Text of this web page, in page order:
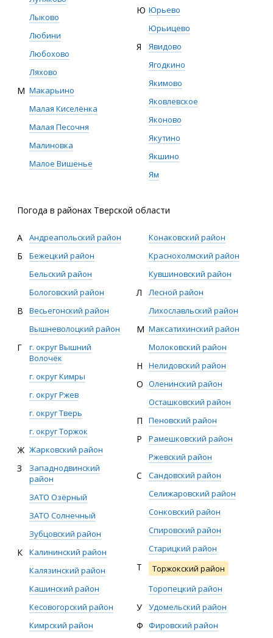
Лыково
Любини
Любохово
Ляхово
М Макарьино
Малая Киселёнка
Малая Песочня
Малиновка
Малое Вишенье
Ю Юрьево
Юрьицево
Я
Явидово
Ягодкино
Якимово
Яковлевское
Яконово
Якутино
Якшино
Ям
Погода в районах Тверской области
А Андреапольский район
Б
Бежецкий район
Бельский район
Бологовский район
В
Весьегонский район
Вышневолоцкий район
Г
г. округ Вышний
Волочёк
г. округ Кимры
г. округ Ржев
г. округ Тверь
г. округ Торжок
Ж Жарковский район
З
Западнодвинский
район
ЗАТО Озёрный
ЗАТО Солнечный
Зубцовский район
К
Калининский район
Калязинский район
Кашинский район
Кесовогорский район
Кимрский район
Конаковский район
Краснохолмский район
Кувшиновский район
Л
Лесной район
Лихославльский район
М Максатихинский район
Молоковский район
Н Нелидовский район
О Оленинский район
Осташковский район
П Пеновский район
Р
Рамешковский район
Ржевский район
С
Сандовский район
Селижаровский район
Сонковский район
Спировский район
Старицкий район
Т
Торжокский район
Торопецкий район
У Удомельский район
Ф Фировский район